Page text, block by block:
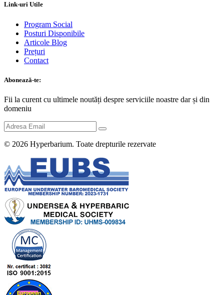
Link-uri Utile
Program Social
Posturi Disponibile
Articole Blog
Prețuri
Contact
Abonează-te:
Fii la curent cu ultimele noutăți despre serviciile noastre dar și din
domeniu
© 2026 Hyperbarium. Toate drepturile rezervate